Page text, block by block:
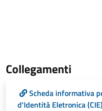
Collegamenti
Scheda informativa
d'Identità Eletronica (CIE)